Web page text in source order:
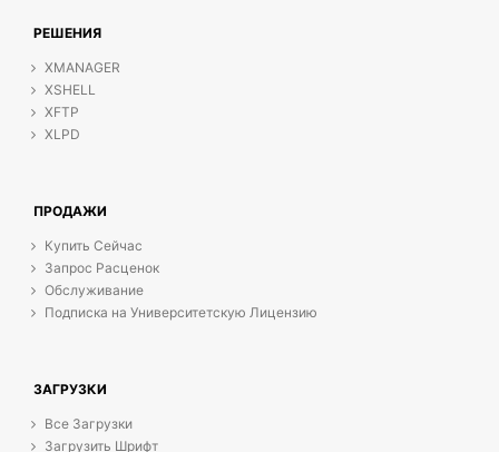
РЕШЕНИЯ
XMANAGER
XSHELL
XFTP
XLPD
ПРОДАЖИ
Купить Сейчас
Запрос Расценок
Обслуживание
Подписка на Университетскую Лицензию
ЗАГРУЗКИ
Все Загрузки
Загрузить Шрифт